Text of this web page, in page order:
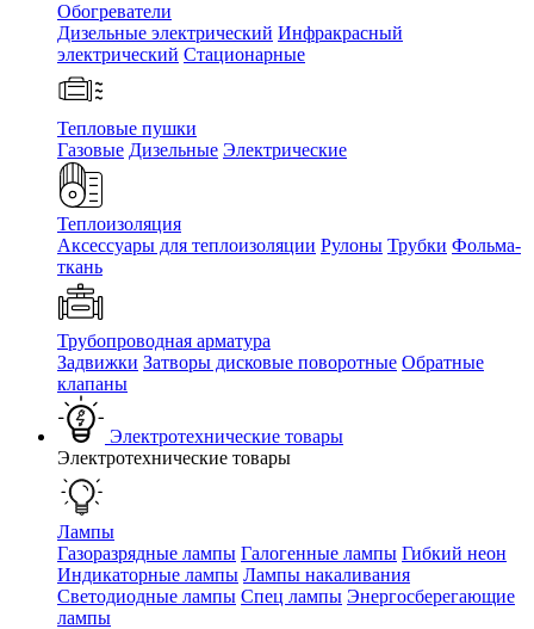
Обогреватели
Дизельные электрический Инфракрасный
электрический Стационарные
Тепловые пушки
Газовые Дизельные Электрические
Теплоизоляция
Аксессуары для теплоизоляции Рулоны Трубки Фольма-
ткань
Трубопроводная арматура
Задвижки Затворы дисковые поворотные Обратные
клапаны
Электротехнические товары
Электротехнические товары
Лампы
Газоразрядные лампы Галогенные лампы Гибкий неон
Индикаторные лампы Лампы накаливания
Светодиодные лампы Спец лампы Энергосберегающие
лампы